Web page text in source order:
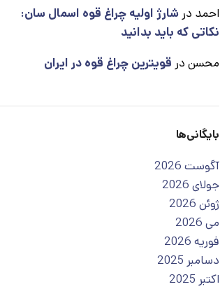
احمد در شارژ اولیه چراغ قوه اسمال سان:
نکاتی که باید بدانید
محسن در قویترین چراغ قوه در ایران
بایگانی‌ها
آگوست 2026
جولای 2026
ژوئن 2026
می 2026
فوریه 2026
دسامبر 2025
اکتبر 2025